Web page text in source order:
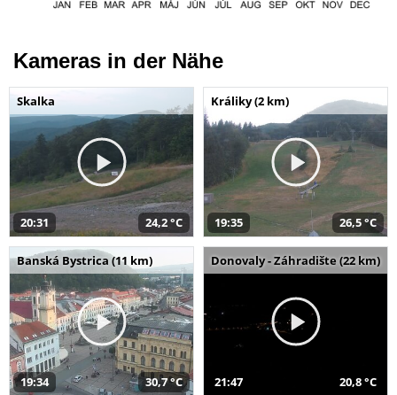
Kameras in der Nähe
Skalka
20:31 24,2 °C
Králiky (2 km)
19:35 26,5 °C
Banská Bystrica (11 km)
19:34 30,7 °C
Donovaly - Záhradište (22 km)
21:47 20,8 °C